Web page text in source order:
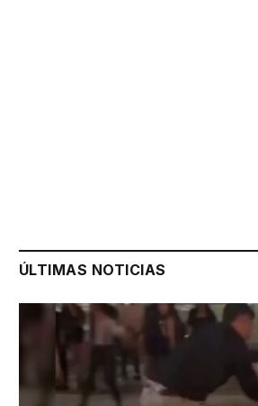
ÚLTIMAS NOTICIAS